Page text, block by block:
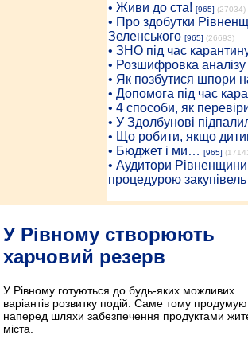
• Живи до ста! [965] (27034)
• Про здобутки
Зеленського [965] (26693)
• ЗНО під час
• Розшифровка аналізу
• Як позбутися шпори
• Допомога під час
• 4 способи, як
• У Здолбунові
• Що робити, якщо
• Бюджет і ми… [965]
• Аудитори
процедурою
У Рівному створюють
харчовий резерв
У Рівному готуються до будь-яких можливих
варіантів розвитку подій. Саме тому
наперед шляхи забезпечення продуктами
міста.